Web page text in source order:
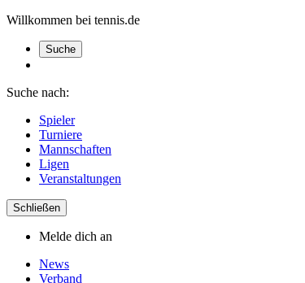
Willkommen bei tennis.de
Suche
Suche nach:
Spieler
Turniere
Mannschaften
Ligen
Veranstaltungen
Schließen
Melde dich an
News
Verband